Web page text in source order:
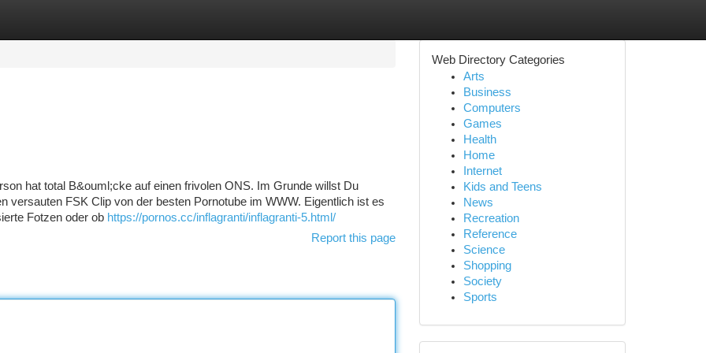
hat total B&ouml;cke auf einen frivolen ONS. Im Grunde willst Du
versauten FSK Clip von der besten Pornotube im WWW. Eigentlich ist es
Fotzen oder ob https://pornos.cc/inflagranti/inflagranti-5.html/
Report this page
Web Directory Categories
Arts
Business
Computers
Games
Health
Home
Internet
Kids and Teens
News
Recreation
Reference
Science
Shopping
Society
Sports